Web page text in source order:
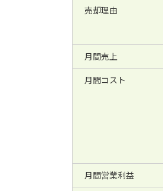
売却理由
月間売上
月間コスト
月間営業利益